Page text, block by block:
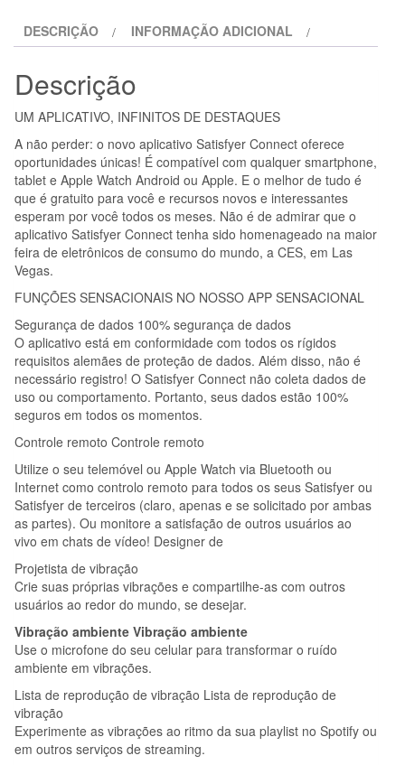
LOVE
PRETO
DESCRIÇÃO INFORMAÇÃO ADICIONAL
Descrição
UM APLICATIVO, INFINITOS DE DESTAQUES
A não perder: o novo aplicativo Satisfyer Connect oferece
oportunidades únicas! É compatível com qualquer smartphone,
tablet e Apple Watch Android ou Apple. E o melhor de tudo é
que é gratuito para você e recursos novos e interessantes
esperam por você todos os meses. Não é de admirar que o
aplicativo Satisfyer Connect tenha sido homenageado na maior
feira de eletrônicos de consumo do mundo, a CES, em Las
Vegas.
FUNÇÕES SENSACIONAIS NO NOSSO APP SENSACIONAL
Segurança de dados 100% segurança de dados
O aplicativo está em conformidade com todos os rígidos
requisitos alemães de proteção de dados. Além disso, não é
necessário registro! O Satisfyer Connect não coleta dados de
uso ou comportamento. Portanto, seus dados estão 100%
seguros em todos os momentos.
Controle remoto Controle remoto
Utilize o seu telemóvel ou Apple Watch via Bluetooth ou
Internet como controlo remoto para todos os seus Satisfyer ou
Satisfyer de terceiros (claro, apenas e se solicitado por ambas
as partes). Ou monitore a satisfação de outros usuários ao
vivo em chats de vídeo! Designer de
Projetista de vibração
Crie suas próprias vibrações e compartilhe-as com outros
usuários ao redor do mundo, se desejar.
Vibração ambiente Vibração ambiente
Use o microfone do seu celular para transformar o ruído
ambiente em vibrações.
Lista de reprodução de vibração Lista de reprodução de
vibração
Experimente as vibrações ao ritmo da sua playlist no Spotify ou
em outros serviços de streaming.